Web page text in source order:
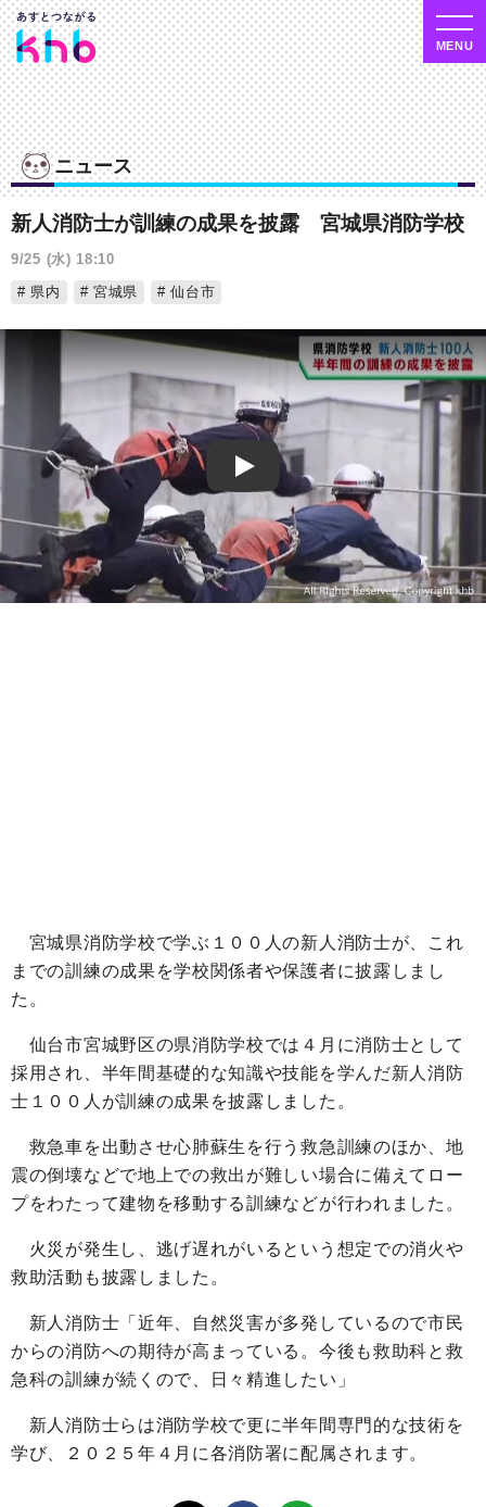
ニュース
新人消防士が訓練の成果を披露 宮城県消防学校
9/25 (水) 18:10
県内
宮城県 仙台市
Play
宮城県消防学校で学ぶ１００人の新人消防士が、これ
までの訓練の成果を学校関係者や保護者に披露しまし
た。
仙台市宮城野区の県消防学校では４月に消防士として
採用され、半年間基礎的な知識や技能を学んだ新人消防
士１００人が訓練の成果を披露しました。
救急車を出動させ心肺蘇生を行う救急訓練のほか、地
震の倒壊などで地上での救出が難しい場合に備えてロー
プをわたって建物を移動する訓練などが行われました。
火災が発生し、逃げ遅れがいるという想定での消火や
救助活動も披露しました。
新人消防士「近年、自然災害が多発しているので市民
からの消防への期待が高まっている。今後も救助科と救
急科の訓練が続くので、日々精進したい」
新人消防士らは消防学校で更に半年間専門的な技術を
学び、２０２５年４月に各消防署に配属されます。